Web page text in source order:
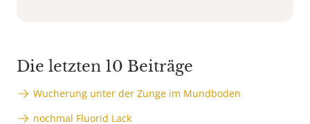
Die letzten 10 Beiträge
Wucherung unter der Zunge im Mundboden
nochmal Fluorid Lack